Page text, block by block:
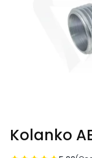
Kolanko